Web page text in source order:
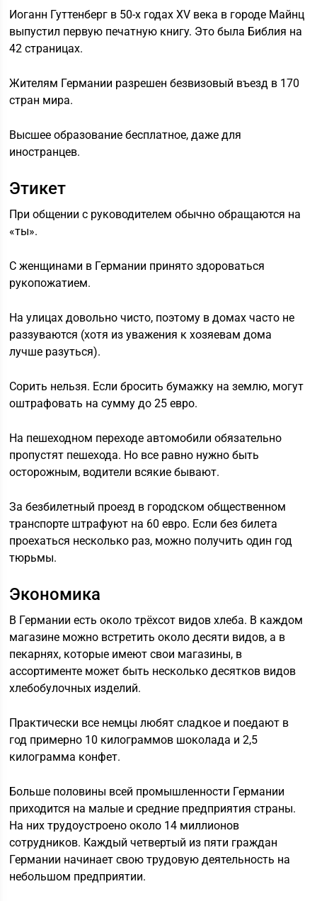
Иоганн Гуттенберг в 50-х годах ХV века в городе Майнц
выпустил первую печатную книгу. Это была Библия на
42 страницах.
Жителям Германии разрешен безвизовый въезд в 170
стран мира.
Высшее образование бесплатное, даже для
иностранцев.
Этикет
При общении с руководителем обычно обращаются на
«ты».
С женщинами в Германии принято здороваться
рукопожатием.
На улицах довольно чисто, поэтому в домах часто не
раззуваются (хотя из уважения к хозяевам дома
лучше разуться).
Сорить нельзя. Если бросить бумажку на землю, могут
оштрафовать на сумму до 25 евро.
На пешеходном переходе автомобили обязательно
пропустят пешехода. Но все равно нужно быть
осторожным, водители всякие бывают.
За безбилетный проезд в городском общественном
транспорте штрафуют на 60 евро. Если без билета
проехаться несколько раз, можно получить один год
тюрьмы.
Экономика
В Германии есть около трёхсот видов хлеба. В каждом
магазине можно встретить около десяти видов, а в
пекарнях, которые имеют свои магазины, в
ассортименте может быть несколько десятков видов
хлебобулочных изделий.
Практически все немцы любят сладкое и поедают в
год примерно 10 килограммов шоколада и 2,5
килограмма конфет.
Больше половины всей промышленности Германии
приходится на малые и средние предприятия страны.
На них трудоустроено около 14 миллионов
сотрудников. Каждый четвертый из пяти граждан
Германии начинает свою трудовую деятельность на
небольшом предприятии.